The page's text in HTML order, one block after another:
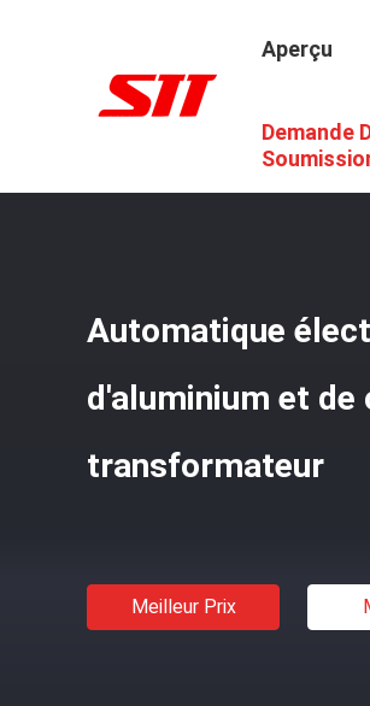
Aperçu
Demande
La Bobineuse
Automatique
d'aluminium et de
transformateur
Meilleur Prix